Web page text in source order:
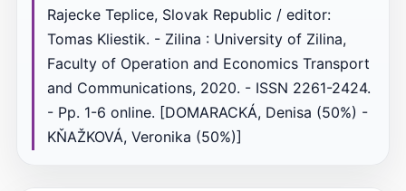
Rajecke Teplice, Slovak Republic / editor:
Tomas Kliestik. - Zilina : University of Zilina,
Faculty of Operation and Economics Transport
and Communications, 2020. - ISSN 2261-2424.
- Pp. 1-6 online. [DOMARACKÁ, Denisa (50%) -
KŇAŽKOVÁ, Veronika (50%)]